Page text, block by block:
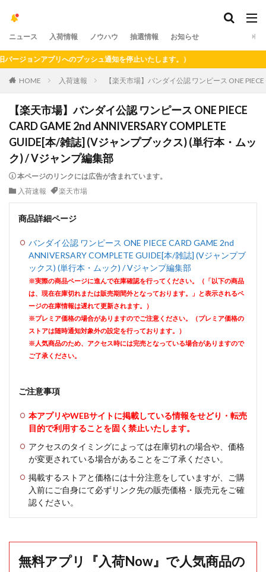
ニュース 入荷情報 ノウハウ 抽選情報 お知らせ
ンアプリへのプッシュ通知を停止いたします。）
HOME 入荷速報 【楽天市場】バンダイ公認 ワンピース ONE
【楽天市場】バンダイ公認 ワンピース ONE PIECE
CARD GAME 2nd ANNIVERSARY COMPLETE
GUIDE[本/雑誌] (Vジャンプブックス) (単行本・ムッ
ク) / Vジャンプ編集部
本ページのリンクには広告が含まれています。
入荷速報
楽天市場
商品詳細ページ
バンダイ公認 ワンピース ONE PIECE CARD GAME 2nd
ANNIVERSARY COMPLETE GUIDE[本/雑誌] (Vジャンプブ
ックス) (単行本・ムック) / Vジャンプ編集部
※実際の商品ページに進んで在庫確認を行ってください。（「以下の商品
は、現在在庫切れまたは販売期間外となっております。」と表示されるペ
ージの在庫情報は遅れて更新されます。）
※プレミア価格の場合がありますのでご注意ください。（プレミア価格の
ストアは随時通知対象外の設定を行っております。）
※人気商品のため、アクセス時には完売となっている場合がありますので
ご了承ください。
ご注意事項
本アプリやWEBサイトに掲載している情報をせどり・転売
目的で利用することを固く禁止いたします。
アクセスのタイミングによっては在庫切れの場合や、価格
が変更されている場合があることをご了承ください。
掲載するストアと価格には十分注意をしていますが、ご購
入前にご自身にて必ずリンク先の販売価格・販売元をご確
認ください。
無料アプリ『入荷Now』で人気商品の